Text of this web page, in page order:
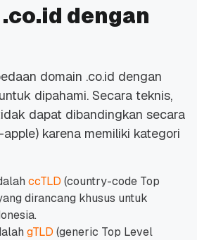
dengan
domain .co.id dengan
dipahami. Secara teknis,
dapat dibandingkan secara
karena memiliki kategori
ccTLD (country-code Top
dirancang khusus untuk
gTLD (generic Top Level